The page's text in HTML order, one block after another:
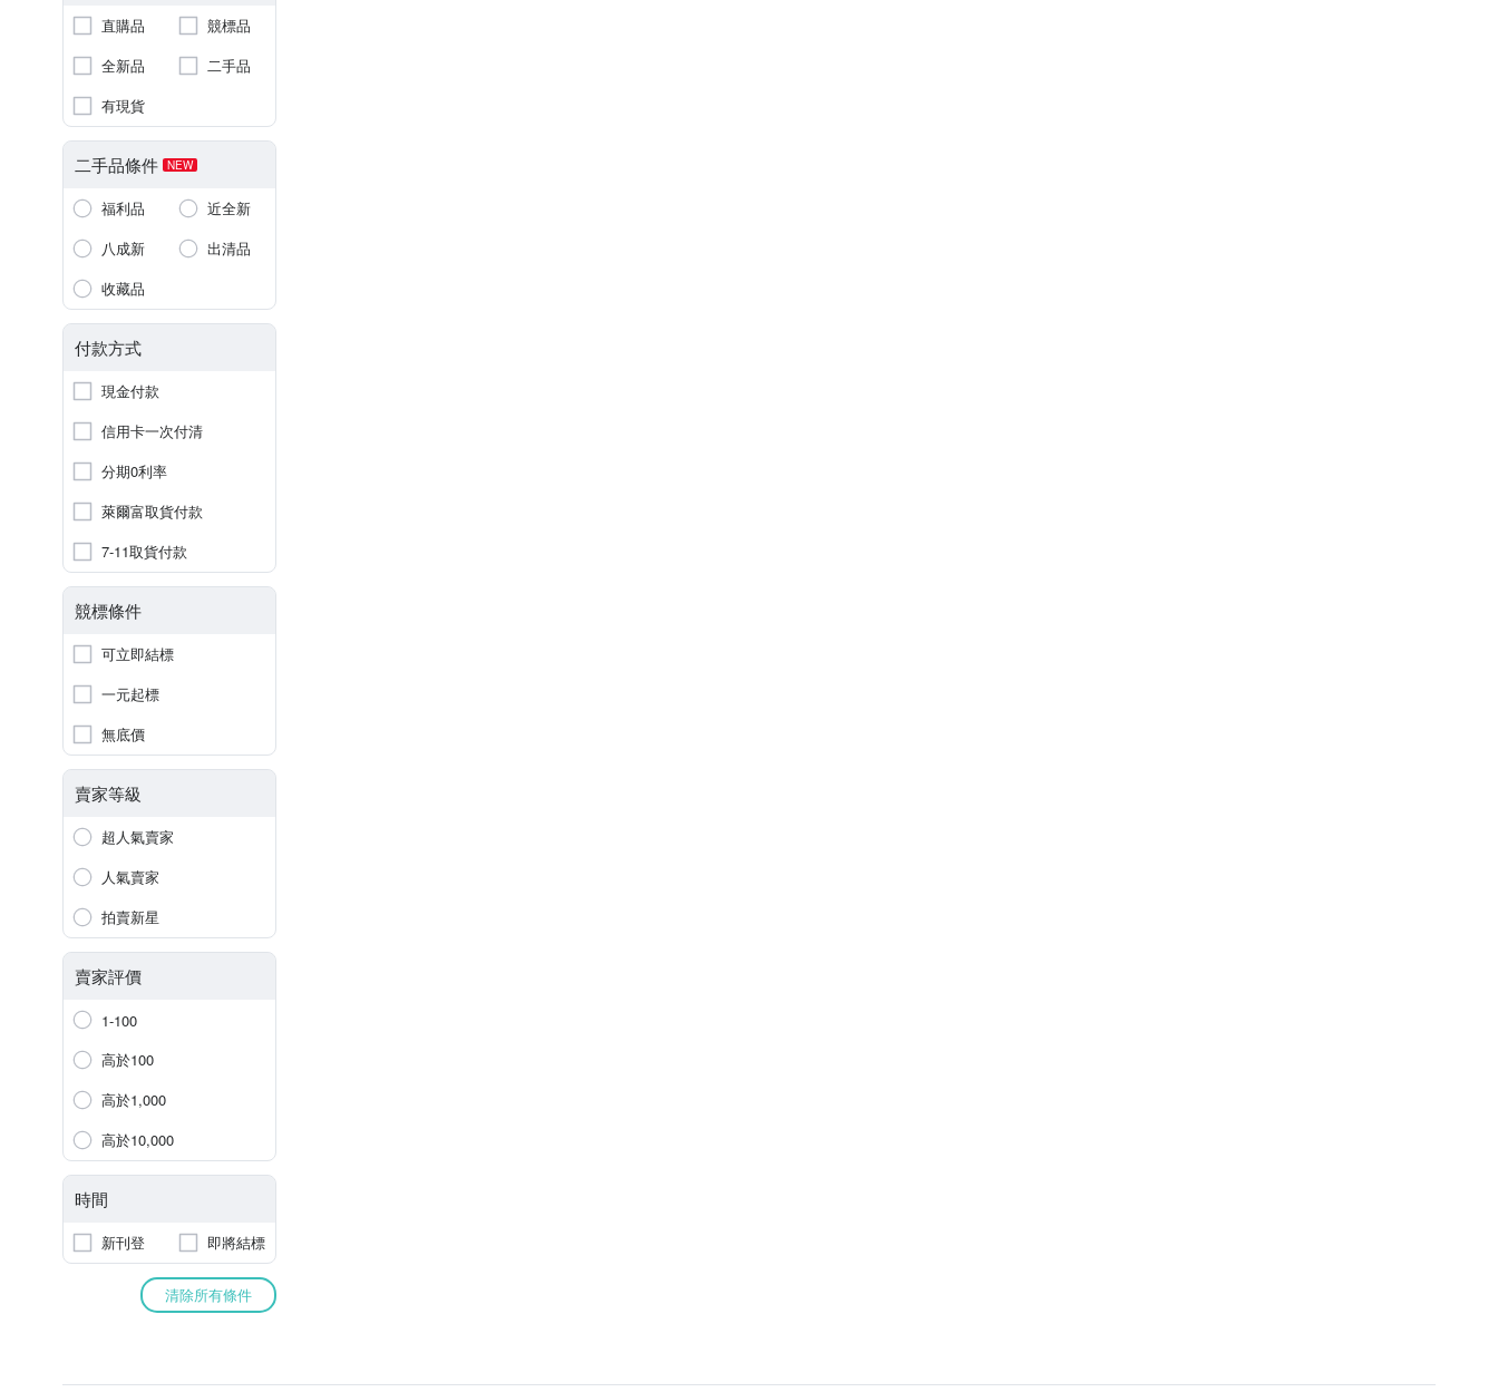
直購品
競標品
全新品
二手品
有現貨
二手品條件 NEW
福利品
近全新
八成新
出清品
收藏品
付款方式
現金付款
信用卡一次付清
分期0利率
萊爾富取貨付款
7-11取貨付款
競標條件
可立即結標
一元起標
無底價
賣家等級
超人氣賣家
人氣賣家
拍賣新星
賣家評價
1-100
高於100
高於1,000
高於10,000
時間
新刊登 即將結標
清除所有條件